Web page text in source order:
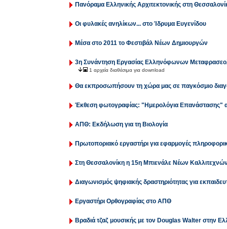
Πανόραμα Ελληνικής Αρχιτεκτονικής στη
Οι φυλακές ανηλίκων... στο Ίδρυμα Ευγενίδου
Μέσα στο 2011 το Φεστιβάλ Νέων Δημιουργών
3η Συνάντηση Εργασίας Ελληνόφωνων
1 αρχεία διαθέσιμα για download
Θα εκπροσωπήσουν τη χώρα μας σε παγκόσμιο
Έκθεση φωτογραφίας: "Ημερολόγια Επανάστασης"
ΑΠΘ: Εκδήλωση για τη Βιολογία
Πρωτοποριακό εργαστήρι για εφαρμογές
Στη Θεσσαλονίκη η 15η Μπιενάλε Νέων
Διαγωνισμός ψηφιακής δραστηριότητας για
Εργαστήρι Ορθογραφίας στο ΑΠΘ
Βραδιά τζαζ μουσικής με τον Douglas Walter στην